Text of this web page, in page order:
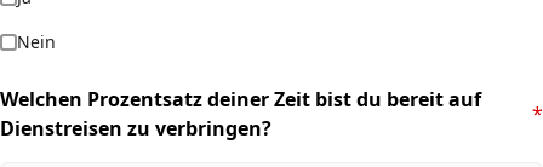
Nein
Welchen Prozentsatz deiner Zeit bist du bereit auf
Dienstreisen zu verbringen?
*
(required)